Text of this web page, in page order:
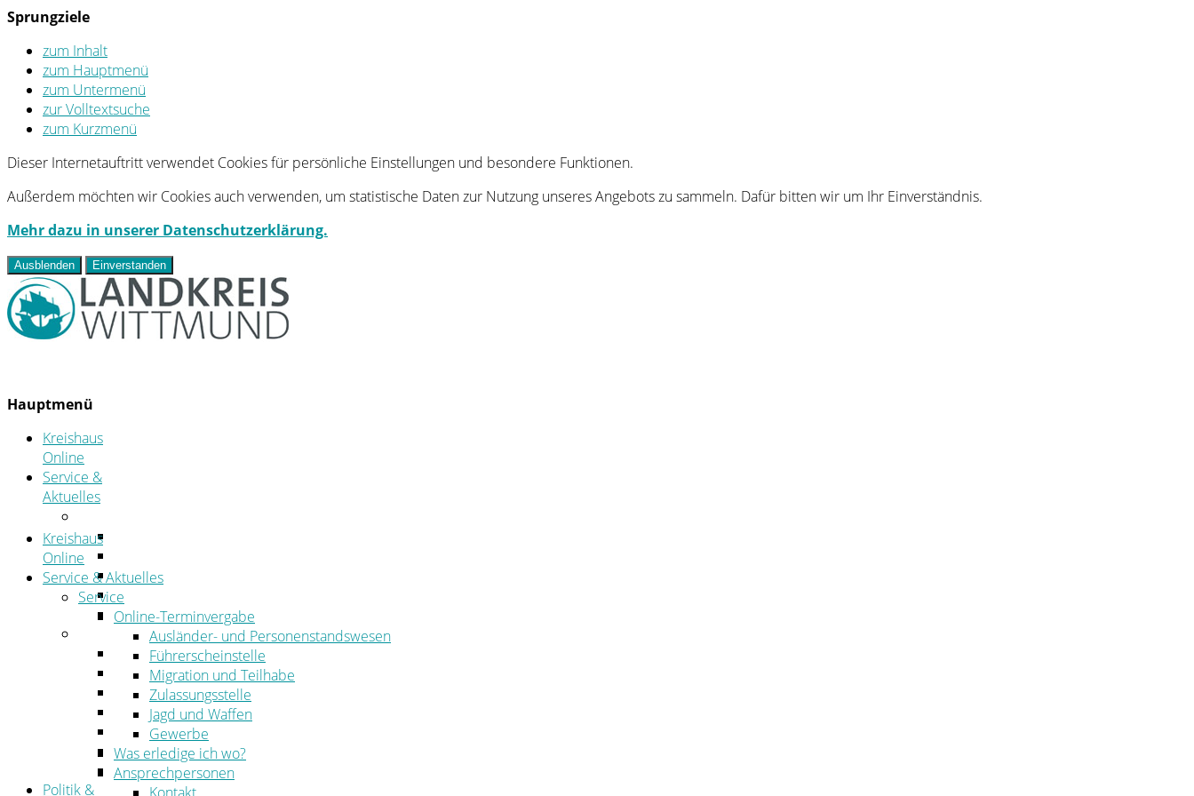
Sprungziele
zum Inhalt
zum Hauptmenü
zum Untermenü
zur Volltextsuche
zum Kurzmenü
Dieser Internetauftritt verwendet Cookies für persönliche Einstellungen und besondere Funktionen.
Außerdem möchten wir Cookies auch verwenden, um statistische Daten zur Nutzung unseres Angebots zu sammeln. Dafür bitten wir um Ihr Einverständnis.
Mehr dazu in unserer Datenschutzerklärung.
Ausblenden Einverstanden
Hauptmenü
Kreishaus
Online
Service &
Aktuelles
Ansprechpersonen
Formulare
Öffnungszeiten
Aktuelles
Stellenangebote
Azubiportal
Pressemitteilungen
Bekanntmachungen & öffentliche Zustellungen
Kehrbezirksausschreibungen
Amtsblatt
Öffentliche Ausschreibungen
Politik &
Kreishaus
Online
Service & Aktuelles
Service
Online-Terminvergabe
Ausländer- und Personenstandswesen
Führerscheinstelle
Migration und Teilhabe
Zulassungsstelle
Jagd und Waffen
Gewerbe
Was erledige ich wo?
Ansprechpersonen